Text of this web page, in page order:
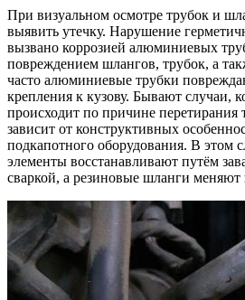
При визуальном осмотре трубок и
выявить утечку. Нарушение
вызвано коррозией алюминиевых
повреждением шлангов, трубок, а
часто алюминиевые трубки
крепления к кузову. Бывают случаи,
происходит по причине перетирания
зависит от конструктивных
подкапотного оборудования. В этом
элементы восстанавливают путём
сваркой, а резиновые шланги меняют